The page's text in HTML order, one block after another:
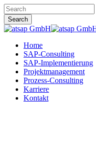
Skip
to
main
content
Search
Close
Menu
Home
SAP-Consulting
SAP-Implementierung
Projektmanagement
Prozess-Consulting
Karriere
Kontakt